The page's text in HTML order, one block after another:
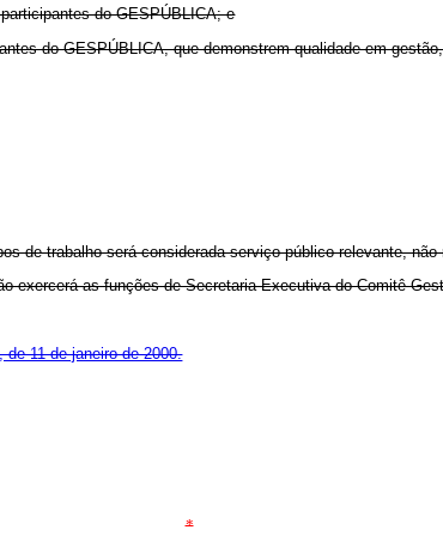
do GESPÚBLICA; e
do GESPÚBLICA, que demonstrem qualidade em
de trabalho será considerada serviço público relevante, não
exercerá as funções de Secretaria-Executiva do Comitê
de 11 de janeiro de 2000.
*